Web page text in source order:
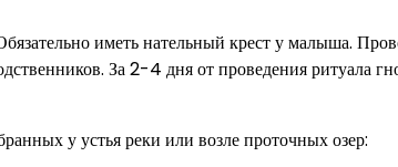
иметь нательный крест у малыша.
За 2-4 дня от проведения ритуала
у устья реки или возле проточных озер: